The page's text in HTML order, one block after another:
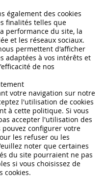
également des cookies
finalités telles que
performance du site, la
et les réseaux sociaux.
permettent d'afficher
adaptées à vos intérêts et
de nos
votre navigation sur notre
l'utilisation de cookies
à cette politique. Si vous
accepter l'utilisation des
pouvez configurer votre
les refuser ou les
noter que certaines
du site pourraient ne pas
si vous choisissez de
cookies.